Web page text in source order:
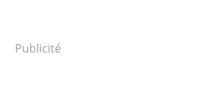
Publicité